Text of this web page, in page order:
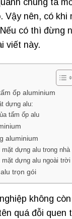
Vậy nên, có khi
có thì đừng
viết này.
ốp aluminium
dựng alu:
tấm ốp alu
aluminium
mặt dựng alu trong nhà
mặt dựng alu ngoài trời
trọn gói
không
quá đỗi quen